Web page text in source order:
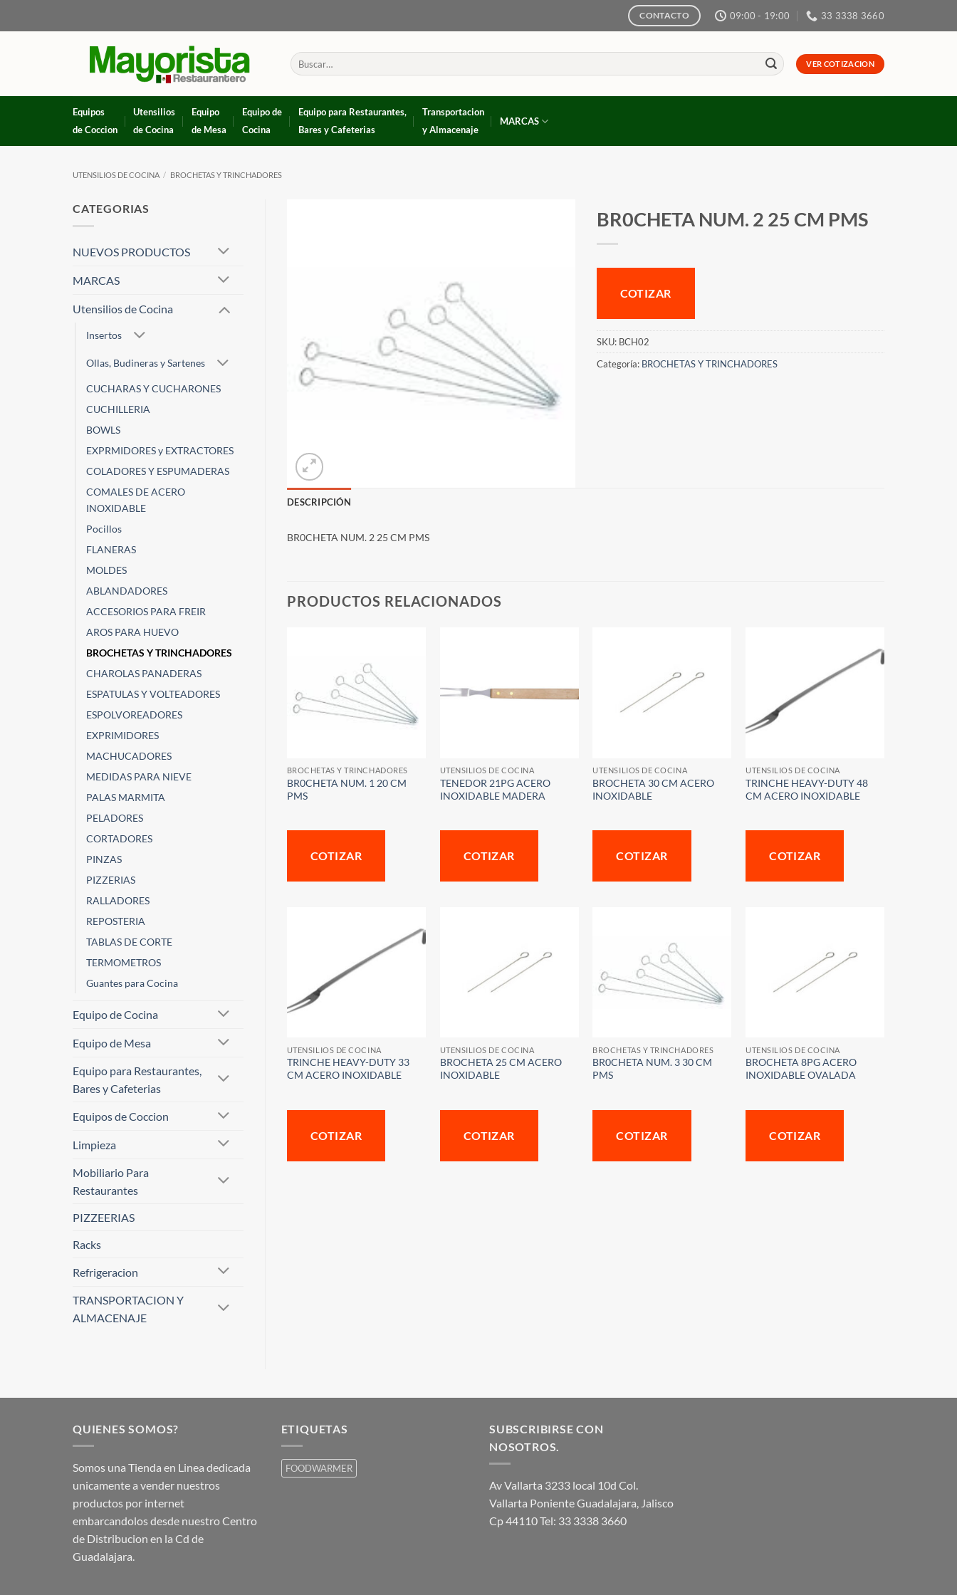
CONTACTO 09:00 - 19:00 33 3338 3660
Buscar
por:
VER COTIZACION
Equipos
de Coccion
Utensilios
de Cocina
Equipo
de Mesa
Equipo de
Cocina
Equipo para Restaurantes,
Bares y Cafeterias
Transportacion
y Almacenaje
MARCAS
UTENSILIOS DE COCINA / BROCHETAS Y TRINCHADORES
CATEGORIAS
NUEVOS PRODUCTOS
MARCAS
Utensilios de Cocina
Insertos
Ollas, Budineras y Sartenes
CUCHARAS Y CUCHARONES
CUCHILLERIA
BOWLS
EXPRMIDORES y EXTRACTORES
COLADORES Y ESPUMADERAS
COMALES DE ACERO
INOXIDABLE
Pocillos
FLANERAS
MOLDES
ABLANDADORES
ACCESORIOS PARA FREIR
AROS PARA HUEVO
BROCHETAS Y TRINCHADORES
CHAROLAS PANADERAS
ESPATULAS Y VOLTEADORES
ESPOLVOREADORES
EXPRIMIDORES
MACHUCADORES
MEDIDAS PARA NIEVE
PALAS MARMITA
PELADORES
CORTADORES
PINZAS
PIZZERIAS
RALLADORES
REPOSTERIA
TABLAS DE CORTE
TERMOMETROS
Guantes para Cocina
Equipo de Cocina
Equipo de Mesa
Equipo para Restaurantes,
Bares y Cafeterias
Equipos de Coccion
Limpieza
Mobiliario Para
Restaurantes
PIZZEERIAS
Racks
Refrigeracion
TRANSPORTACION Y
ALMACENAJE
BR0CHETA NUM. 2 25 CM PMS
COTIZAR
SKU: BCH02
Categoría: BROCHETAS Y TRINCHADORES
DESCRIPCIÓN
BR0CHETA NUM. 2 25 CM PMS
PRODUCTOS RELACIONADOS
BROCHETAS Y TRINCHADORES
BR0CHETA NUM. 1 20 CM
PMS
COTIZAR
UTENSILIOS DE COCINA
TENEDOR 21PG ACERO
INOXIDABLE MADERA
COTIZAR
UTENSILIOS DE COCINA
BROCHETA 30 CM ACERO
INOXIDABLE
COTIZAR
UTENSILIOS DE COCINA
TRINCHE HEAVY-DUTY 48
CM ACERO INOXIDABLE
COTIZAR
UTENSILIOS DE COCINA
TRINCHE HEAVY-DUTY 33
CM ACERO INOXIDABLE
COTIZAR
UTENSILIOS DE COCINA
BROCHETA 25 CM ACERO
INOXIDABLE
COTIZAR
BROCHETAS Y TRINCHADORES
BR0CHETA NUM. 3 30 CM
PMS
COTIZAR
UTENSILIOS DE COCINA
BROCHETA 8PG ACERO
INOXIDABLE OVALADA
COTIZAR
QUIENES SOMOS?
Somos una Tienda en Linea dedicada
unicamente a vender nuestros
productos por internet
embarcandolos desde nuestro Centro
de Distribucion en la Cd de
Guadalajara.
ETIQUETAS
FOODWARMER
SUBSCRIBIRSE CON
NOSOTROS.
Av Vallarta 3233 local 10d Col.
Vallarta Poniente Guadalajara, Jalisco
Cp 44110 Tel: 33 3338 3660